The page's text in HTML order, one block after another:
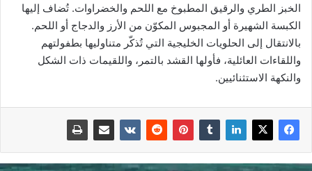
الخبز الطري والرقيق المطبوخ مع اللحم والخضراوات. تُضاف إليها
الكبسة الشهيرة أو المجبوس المكوّن من الأرز والدجاج أو اللحم.
بالانتقال إلى الحلويات الخليجية التي تُذكّر متناوليها بطفولتهم
واللقاءات العائلية، فأولها القشد بالتمر، واللقيمات ذات الشكل
والنكهة الاستثنائيين.